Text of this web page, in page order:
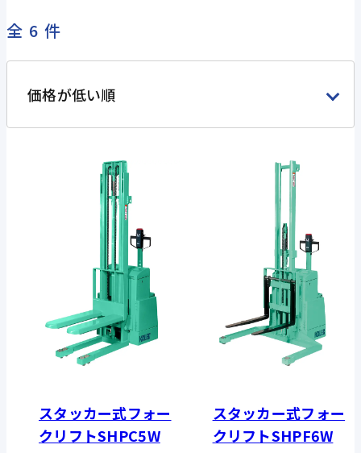
全6件
価格が低い順
スタッカー式フォー
クリフトSHPC5W
スタッカー式フォー
クリフトSHPF6W